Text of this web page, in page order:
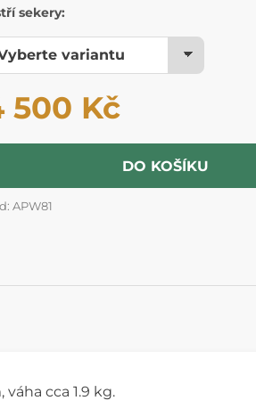
sekery:
500 Kč
DO KOŠÍKU
APW81
cca 1.9 kg.